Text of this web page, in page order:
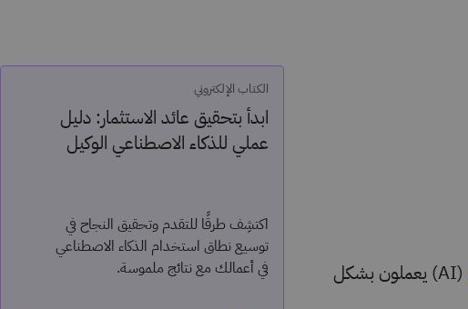
(AI) يعملون بشكل
الكتاب الإلكتروني
ابدأ بتحقيق عائد الاستثمار: دليل
عملي للذكاء الاصطناعي الوكيل
اكتشِف طرقًا للتقدم وتحقيق النجاح في
توسيع نطاق استخدام الذكاء الاصطناعي
في أعمالك مع نتائج ملموسة.